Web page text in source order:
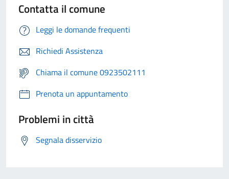
Contatta il comune
Leggi le domande frequenti
Richiedi Assistenza
Chiama il comune 0923502111
Prenota un appuntamento
Problemi in città
Segnala disservizio